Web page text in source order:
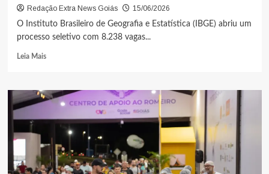
Redação Extra News Goiás
15/06/2026
O Instituto Brasileiro de Geografia e Estatística (IBGE) abriu um
processo seletivo com 8.238 vagas...
Leia Mais